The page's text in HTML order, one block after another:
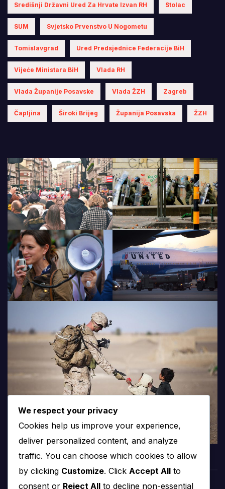
Središnji Državni Ured Za Hrvate Izvan RH Stolac
SUM Svjetsko Prvenstvo U Nogometu
Tomislavgrad Ured Predsjednice Federacije BiH
Vijeće Ministara BiH Vlada RH
Vlada Županije Posavske Vlada ŽZH Zagreb
Čapljina Široki Brijeg Županija Posavska ŽZH
We respect your privacy
Cookies help us improve your experience,
deliver personalized content, and analyze
traffic. You can choose which cookies to allow
by clicking Customize. Click Accept All to
consent or Reject All to decline non-essential